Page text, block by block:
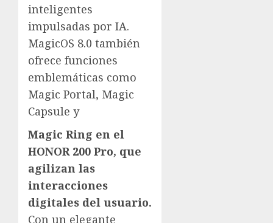
inteligentes
impulsadas por IA.
MagicOS 8.0 también
ofrece funciones
emblemáticas como
Magic Portal, Magic
Capsule y
Magic Ring en el
HONOR 200 Pro, que
agilizan las
interacciones
digitales del usuario.
Con un elegante